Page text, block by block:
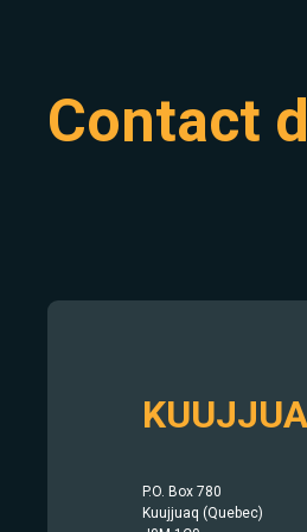
Contact
P.O. Box 780
Kuujjuaq (Quebec)